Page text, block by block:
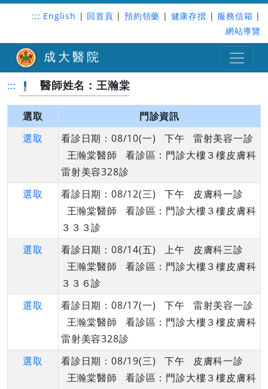
::: English | 回首頁 | 預約領藥 | 健康存摺 | 服務信箱 |
網站導覽
成大醫院
::: 醫師姓名：王瀚棠
選取
門診資訊
選取
看診日期：08/10(一) 下午 雷射美容一診
王瀚棠醫師 看診區：門診大樓３樓皮膚科
雷射美容328診
選取
看診日期：08/12(三) 下午 皮膚科一診
王瀚棠醫師 看診區：門診大樓３樓皮膚科
３３３診
選取
看診日期：08/14(五) 上午 皮膚科三診
王瀚棠醫師 看診區：門診大樓３樓皮膚科
３３６診
選取
看診日期：08/17(一) 下午 雷射美容一診
王瀚棠醫師 看診區：門診大樓３樓皮膚科
雷射美容328診
選取
看診日期：08/19(三) 下午 皮膚科一診
王瀚棠醫師 看診區：門診大樓３樓皮膚科